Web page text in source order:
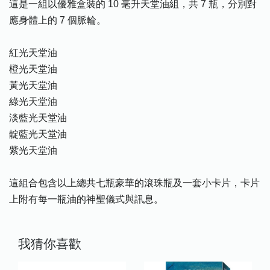
這是一組以優雅盒裝的 10 毫升天堂油組，共 7 瓶，分別對
應身體上的 7 個脈輪。
紅光天堂油
橙光天堂油
黃光天堂油
綠光天堂油
淡藍光天堂油
靛藍光天堂油
紫光天堂油
這組合包含以上總共七瓶豪華的滾珠瓶及一套小卡片，卡片
上附有每一瓶油的神聖儀式與訊息。
我猜你喜歡